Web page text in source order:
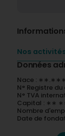
Nos
Données
Nace : ∗∗.∗∗∗
N° Registre
N° TVA
Capital : ∗∗
Nombre
Date de